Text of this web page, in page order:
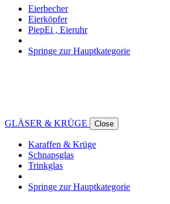
Eierbecher
Eierköpfer
PiepEi , Eieruhr
Springe zur Hauptkategorie
GLÄSER & KRÜGE Close
Karaffen & Krüge
Schnapsglas
Trinkglas
Springe zur Hauptkategorie